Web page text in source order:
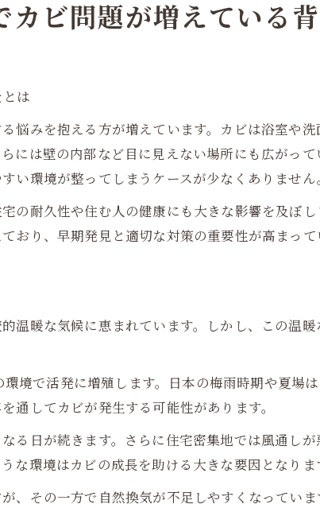
カビ問題が増えている
は
悩みを抱える方が増えています。カビは浴室や
には壁の内部など目に見えない場所にも広がっ
い環境が整ってしまうケースが少なくありません
の耐久性や住む人の健康にも大きな影響を及ぼ
おり、早期発見と適切な対策の重要性が高まっ
温暖な気候に恵まれています。しかし、この温
境で活発に増殖します。日本の梅雨時期や夏場
通してカビが発生する可能性があります。
る日が続きます。さらに住宅密集地では風通し
な環境はカビの成長を助ける大きな要因となりま
、その一方で自然換気が不足しやすくなってい